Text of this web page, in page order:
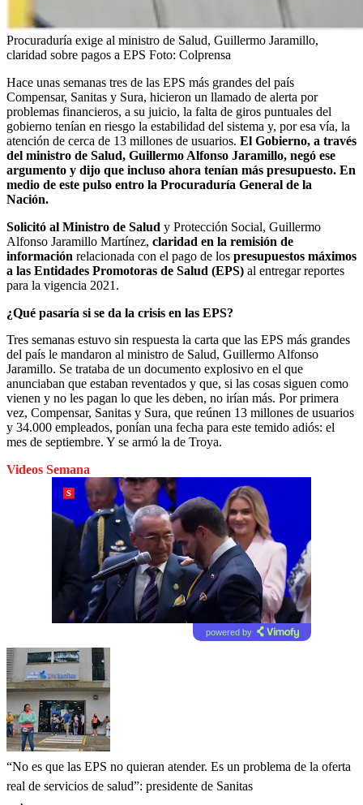
Procuraduría exige al ministro de Salud, Guillermo Jaramillo,
claridad sobre pagos a EPS Foto: Colprensa
Hace unas semanas tres de las EPS más grandes del país
Compensar, Sanitas y Sura, hicieron un llamado de alerta por
problemas financieros, a su juicio, la falta de giros puntuales del
gobierno tenían en riesgo la estabilidad del sistema y, por esa vía, la
atención de cerca de 13 millones de usuarios. El Gobierno, a través
del ministro de Salud, Guillermo Alfonso Jaramillo, negó ese
argumento y dijo que incluso ahora tenían más presupuesto. En
medio de este pulso entro la Procuraduría General de la
Nación.
Solicitó al Ministro de Salud y Protección Social, Guillermo
Alfonso Jaramillo Martínez, claridad en la remisión de
información relacionada con el pago de los presupuestos máximos
a las Entidades Promotoras de Salud (EPS) al entregar reportes
para la vigencia 2021.
¿Qué pasaría si se da la crisis en las EPS?
Tres semanas estuvo sin respuesta la carta que las EPS más grandes
del país le mandaron al ministro de Salud, Guillermo Alfonso
Jaramillo. Se trataba de un documento explosivo en el que
anunciaban que estaban reventados y que, si las cosas siguen como
vienen y no les pagan lo que les deben, no irían más. Por primera
vez, Compensar, Sanitas y Sura, que reúnen 13 millones de usuarios
y 34.000 empleados, ponían una fecha para este temido adiós: el
mes de septiembre. Y se armó la de Troya.
Videos Semana
powered by
“No es que las EPS no quieran atender. Es un problema de la oferta
real de servicios de salud”: presidente de Sanitas